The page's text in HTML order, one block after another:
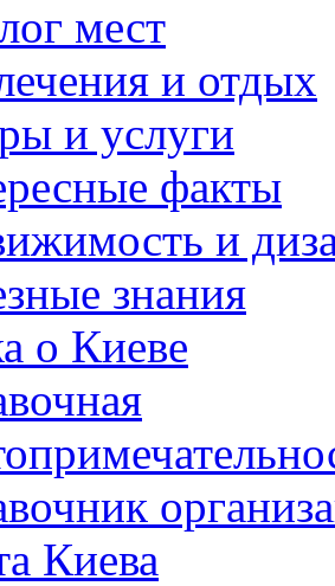
мест
и отдых
и услуги
факты
и
знания
о Киеве
Киева